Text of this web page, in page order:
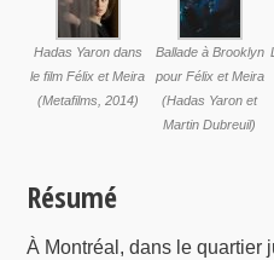
Hadas Yaron dans
le film Félix et Meira
(Metafilms, 2014)
Ballade à Brooklyn
pour Félix et Meira
(Hadas Yaron et
Martin Dubreuil)
Résumé
À Montréal, dans le quartier